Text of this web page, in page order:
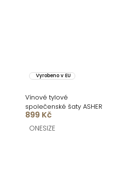
Vyrobeno v EU
Vínové tylové
společenské šaty ASHER
899 Kč
ONESIZE